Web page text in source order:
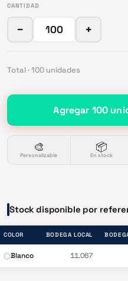
CANTIDAD
− +
Total · 100 unidades
Agregar 100
🎨
Personalizable
📦
En stock
Stock disponible por
COLOR BODEGA LOCAL
Blanco 11.067